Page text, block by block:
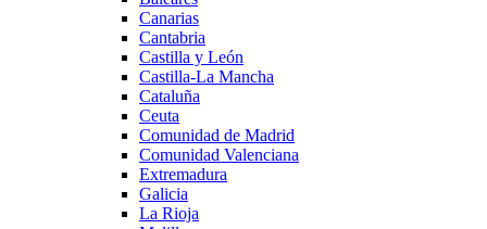
Canarias
Cantabria
Castilla y León
Castilla-La Mancha
Cataluña
Ceuta
Comunidad de Madrid
Comunidad Valenciana
Extremadura
Galicia
La Rioja